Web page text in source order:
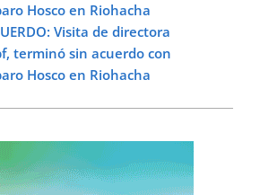
Hosco en Riohacha
Visita de directora
terminó sin acuerdo con
Hosco en Riohacha